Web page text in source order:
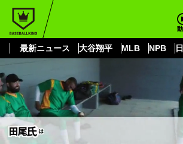
最新ニュース 大谷翔平 MLB NPB